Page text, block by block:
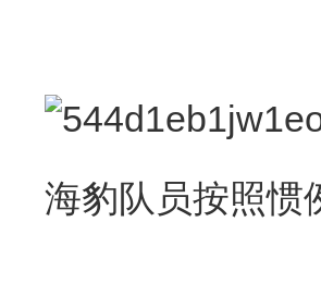
海豹队员按照惯